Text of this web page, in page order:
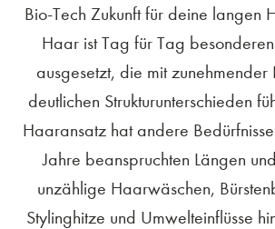
Bio-Tech Zukunft für deine langen
Haar ist Tag für Tag
ausgesetzt, die mit
deutlichen Strukturunterschieden
Haaransatz hat andere
Jahre beanspruchten Längen
unzählige Haarwäschen,
Stylinghitze und Umwelteinflüsse